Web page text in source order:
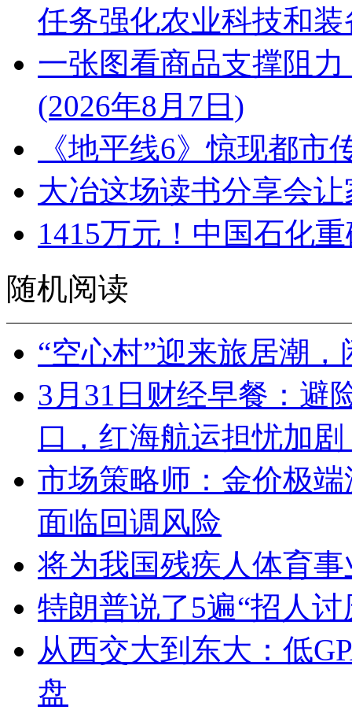
任务强化农业科技和
一张图看商品支撑阻
(2026年8月7日)
《地平线6》惊现都
大冶这场读书分享会
1415万元！中国石化
随机阅读
“空心村”迎来旅居潮
3月31日财经早餐：避
口，红海航运担忧加
市场策略师：金价极
面临回调风险
将为我国残疾人体育
特朗普说了5遍“招人
从西交大到东大：低
盘